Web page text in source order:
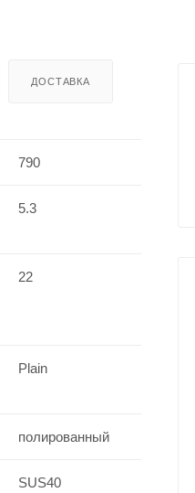
ДОСТАВКА
790
5.3
22
Plain
полированный
SUS40